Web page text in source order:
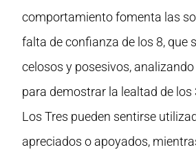
comportamiento fomenta las
falta de confianza de los 8, que
celosos y posesivos,
para demostrar la lealtad de los
Los Tres pueden sentirse
apreciados o apoyados,